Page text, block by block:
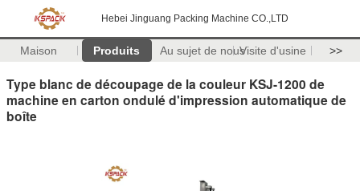
Hebei Jinguang Packing Machine CO.,LTD
Maison Produits Au sujet de nousVisite d'usine >>
Type blanc de découpage de la couleur KSJ-1200 de
machine en carton ondulé d'impression automatique de
boîte